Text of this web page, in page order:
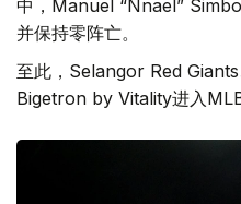
中，Manuel “Nnael”
并保持零阵亡。
至此，Selangor Red
Bigetron by Vitality进入